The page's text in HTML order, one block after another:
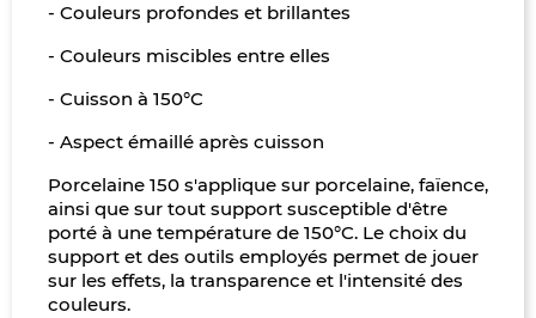
- Couleurs profondes et brillantes
- Couleurs miscibles entre elles
- Cuisson à 150°C
- Aspect émaillé après cuisson
Porcelaine 150 s'applique sur porcelaine, faïence,
ainsi que sur tout support susceptible d'être
porté à une température de 150°C. Le choix du
support et des outils employés permet de jouer
sur les effets, la transparence et l'intensité des
couleurs.